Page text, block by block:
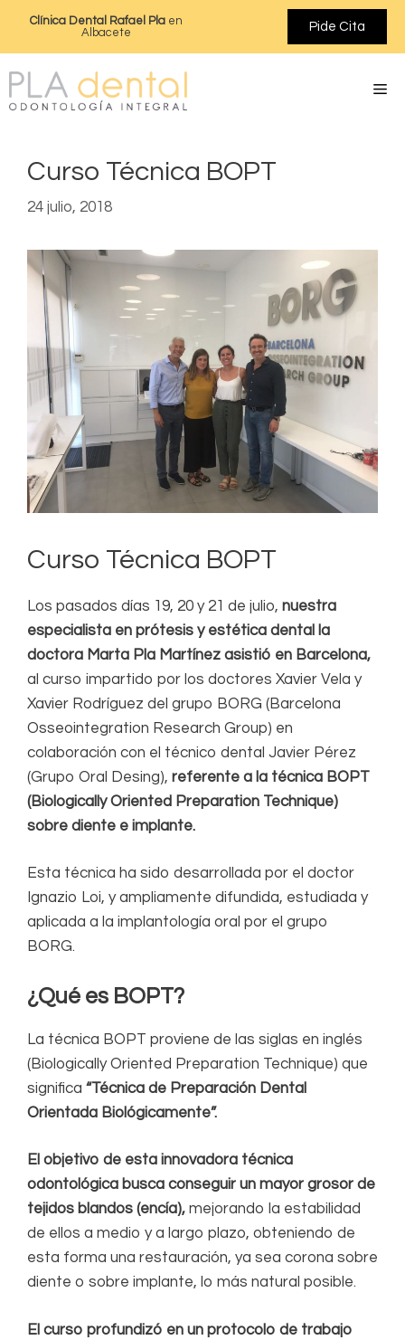
Clínica Dental Rafael Plaen
Albacete
Pide Cita
Curso Técnica BOPT
24 julio, 2018
Curso Técnica BOPT
Los pasados días 19, 20 y 21 de julio, nuestra
especialista en prótesis y estética dental la
doctora Marta Pla Martínez asistió en Barcelona,
al curso impartido por los doctores Xavier Vela y
Xavier Rodríguez del grupo BORG (Barcelona
Osseointegration Research Group) en
colaboración con el técnico dental Javier Pérez
(Grupo Oral Desing), referente a la técnica BOPT
(Biologically Oriented Preparation Technique)
sobre diente e implante.
Esta técnica ha sido desarrollada por el doctor
Ignazio Loi, y ampliamente difundida, estudiada y
aplicada a la implantología oral por el grupo
BORG.
¿Qué es BOPT?
La técnica BOPT proviene de las siglas en inglés
(Biologically Oriented Preparation Technique) que
significa “Técnica de Preparación Dental
Orientada Biológicamente”.
El objetivo de esta innovadora técnica
odontológica busca conseguir un mayor grosor de
tejidos blandos (encía), mejorando la estabilidad
de ellos a medio y a largo plazo, obteniendo de
esta forma una restauración, ya sea corona sobre
diente o sobre implante, lo más natural posible.
El curso profundizó en un protocolo de trabajo